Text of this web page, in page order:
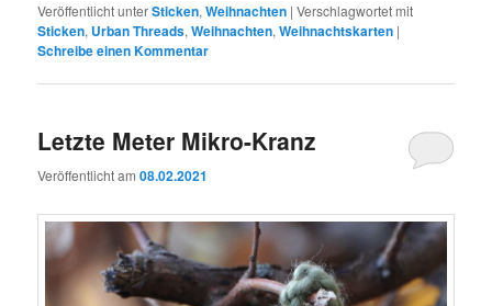
Veröffentlicht unterSticken,Weihnachten |Verschlagwortet mit
Sticken, Urban Threads,Weihnachten,Weihnachtskarten |
Schreibe einen Kommentar
Letzte Meter Mikro-Kranz
Veröffentlicht am08.02.2021